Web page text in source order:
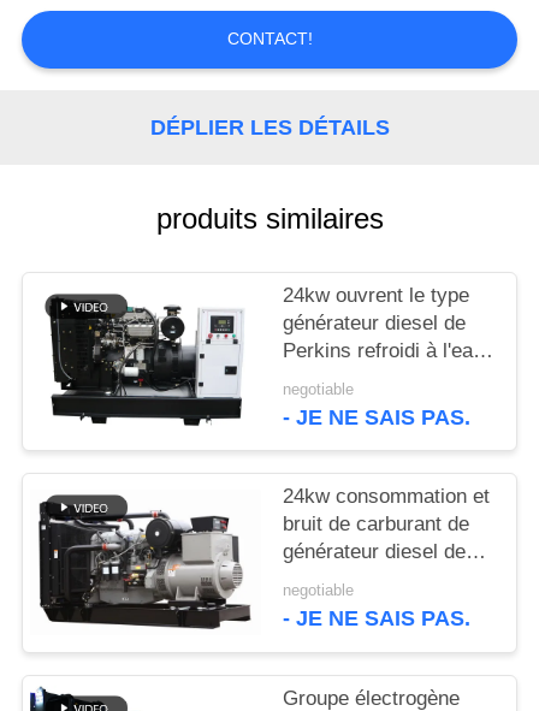
CONTACTEZ-
NOUS
DEMANDEZ
CITATION
PLAN
DU
SITE
PRIVACY
POLICY
CONTACT!
DÉPLIER LES DÉTAILS
produits similaires
24kw ouvrent le type
générateur diesel de
Perkins refroidi à l'eau
avec le chapeau de
liquide réfrigérant
negotiable
- JE NE SAIS PAS.
24kw consommation et
bruit de carburant de
générateur diesel de
800kw Perkins à la bas
negotiable
- JE NE SAIS PAS.
Groupe électrogène